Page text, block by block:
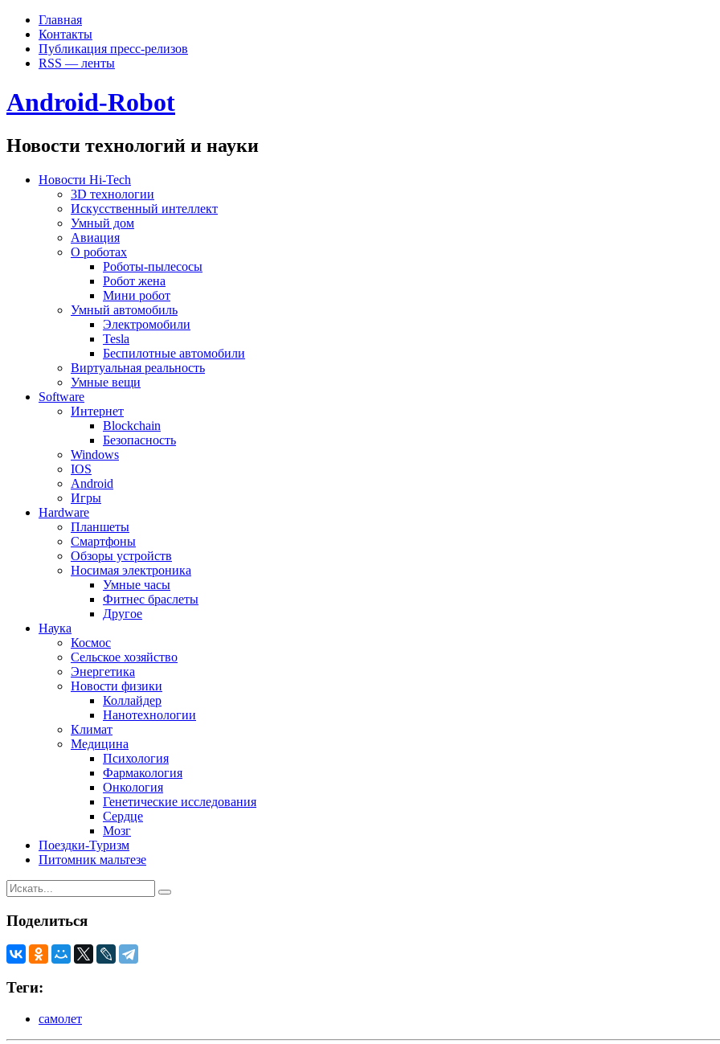
Главная
Контакты
Публикация пресс-релизов
RSS — ленты
Android-Robot
Новости технологий и науки
Новости Hi-Tech
3D технологии
Искусственный интеллект
Умный дом
Авиация
О роботах
Роботы-пылесосы
Робот жена
Мини робот
Умный автомобиль
Электромобили
Tesla
Беспилотные автомобили
Виртуальная реальность
Умные вещи
Software
Интернет
Blockchain
Безопасность
Windows
IOS
Android
Игры
Hardware
Планшеты
Смартфоны
Обзоры устройств
Носимая электроника
Умные часы
Фитнес браслеты
Другое
Наука
Космос
Сельское хозяйство
Энергетика
Новости физики
Коллайдер
Нанотехнологии
Климат
Медицина
Психология
Фармакология
Онкология
Генетические исследования
Сердце
Мозг
Поездки-Туризм
Питомник мальтезе
Поделиться
Теги:
самолет